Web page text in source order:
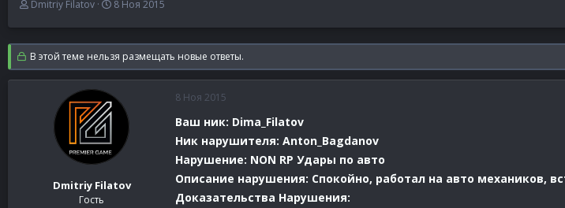
А
т
о
р
т
Dmitriy Filatov
Д
т
а
н
а
а
8 Ноя 2015
В этой теме нельзя размещать новые ответы.
Dmitriy Filatov
Гость
8 Ноя 2015
Ваш ник: Dima_Filatov
Ник нарушителя: Anton_Bagdanov
Нарушение: NON RP Удары по авто
Описание нарушения: Спокойно, работал на авто механиков,
Доказательства Нарушения: